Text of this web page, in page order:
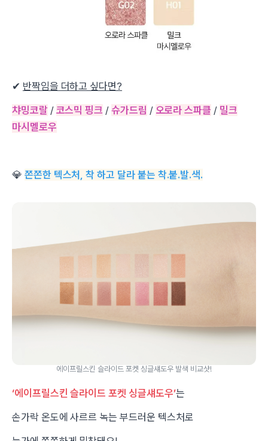
✔ 반짝임을 더하고 싶다면?
챠밍코랄 / 코스믹 핑크 / 슈가드림 / 오로라 스파클 / 밀크
마시멜로우
💎 쫀쫀한 텍스처, 착 하고 달라 붙는 착.붙.발.색.
에이프릴스킨 슬라이드 포켓 싱글섀도우 발색 비교샷!
‘에이프릴스킨 슬라이드 포켓 싱글섀도우’는
손가락 온도에 사르르 녹는 부드러운 텍스처로